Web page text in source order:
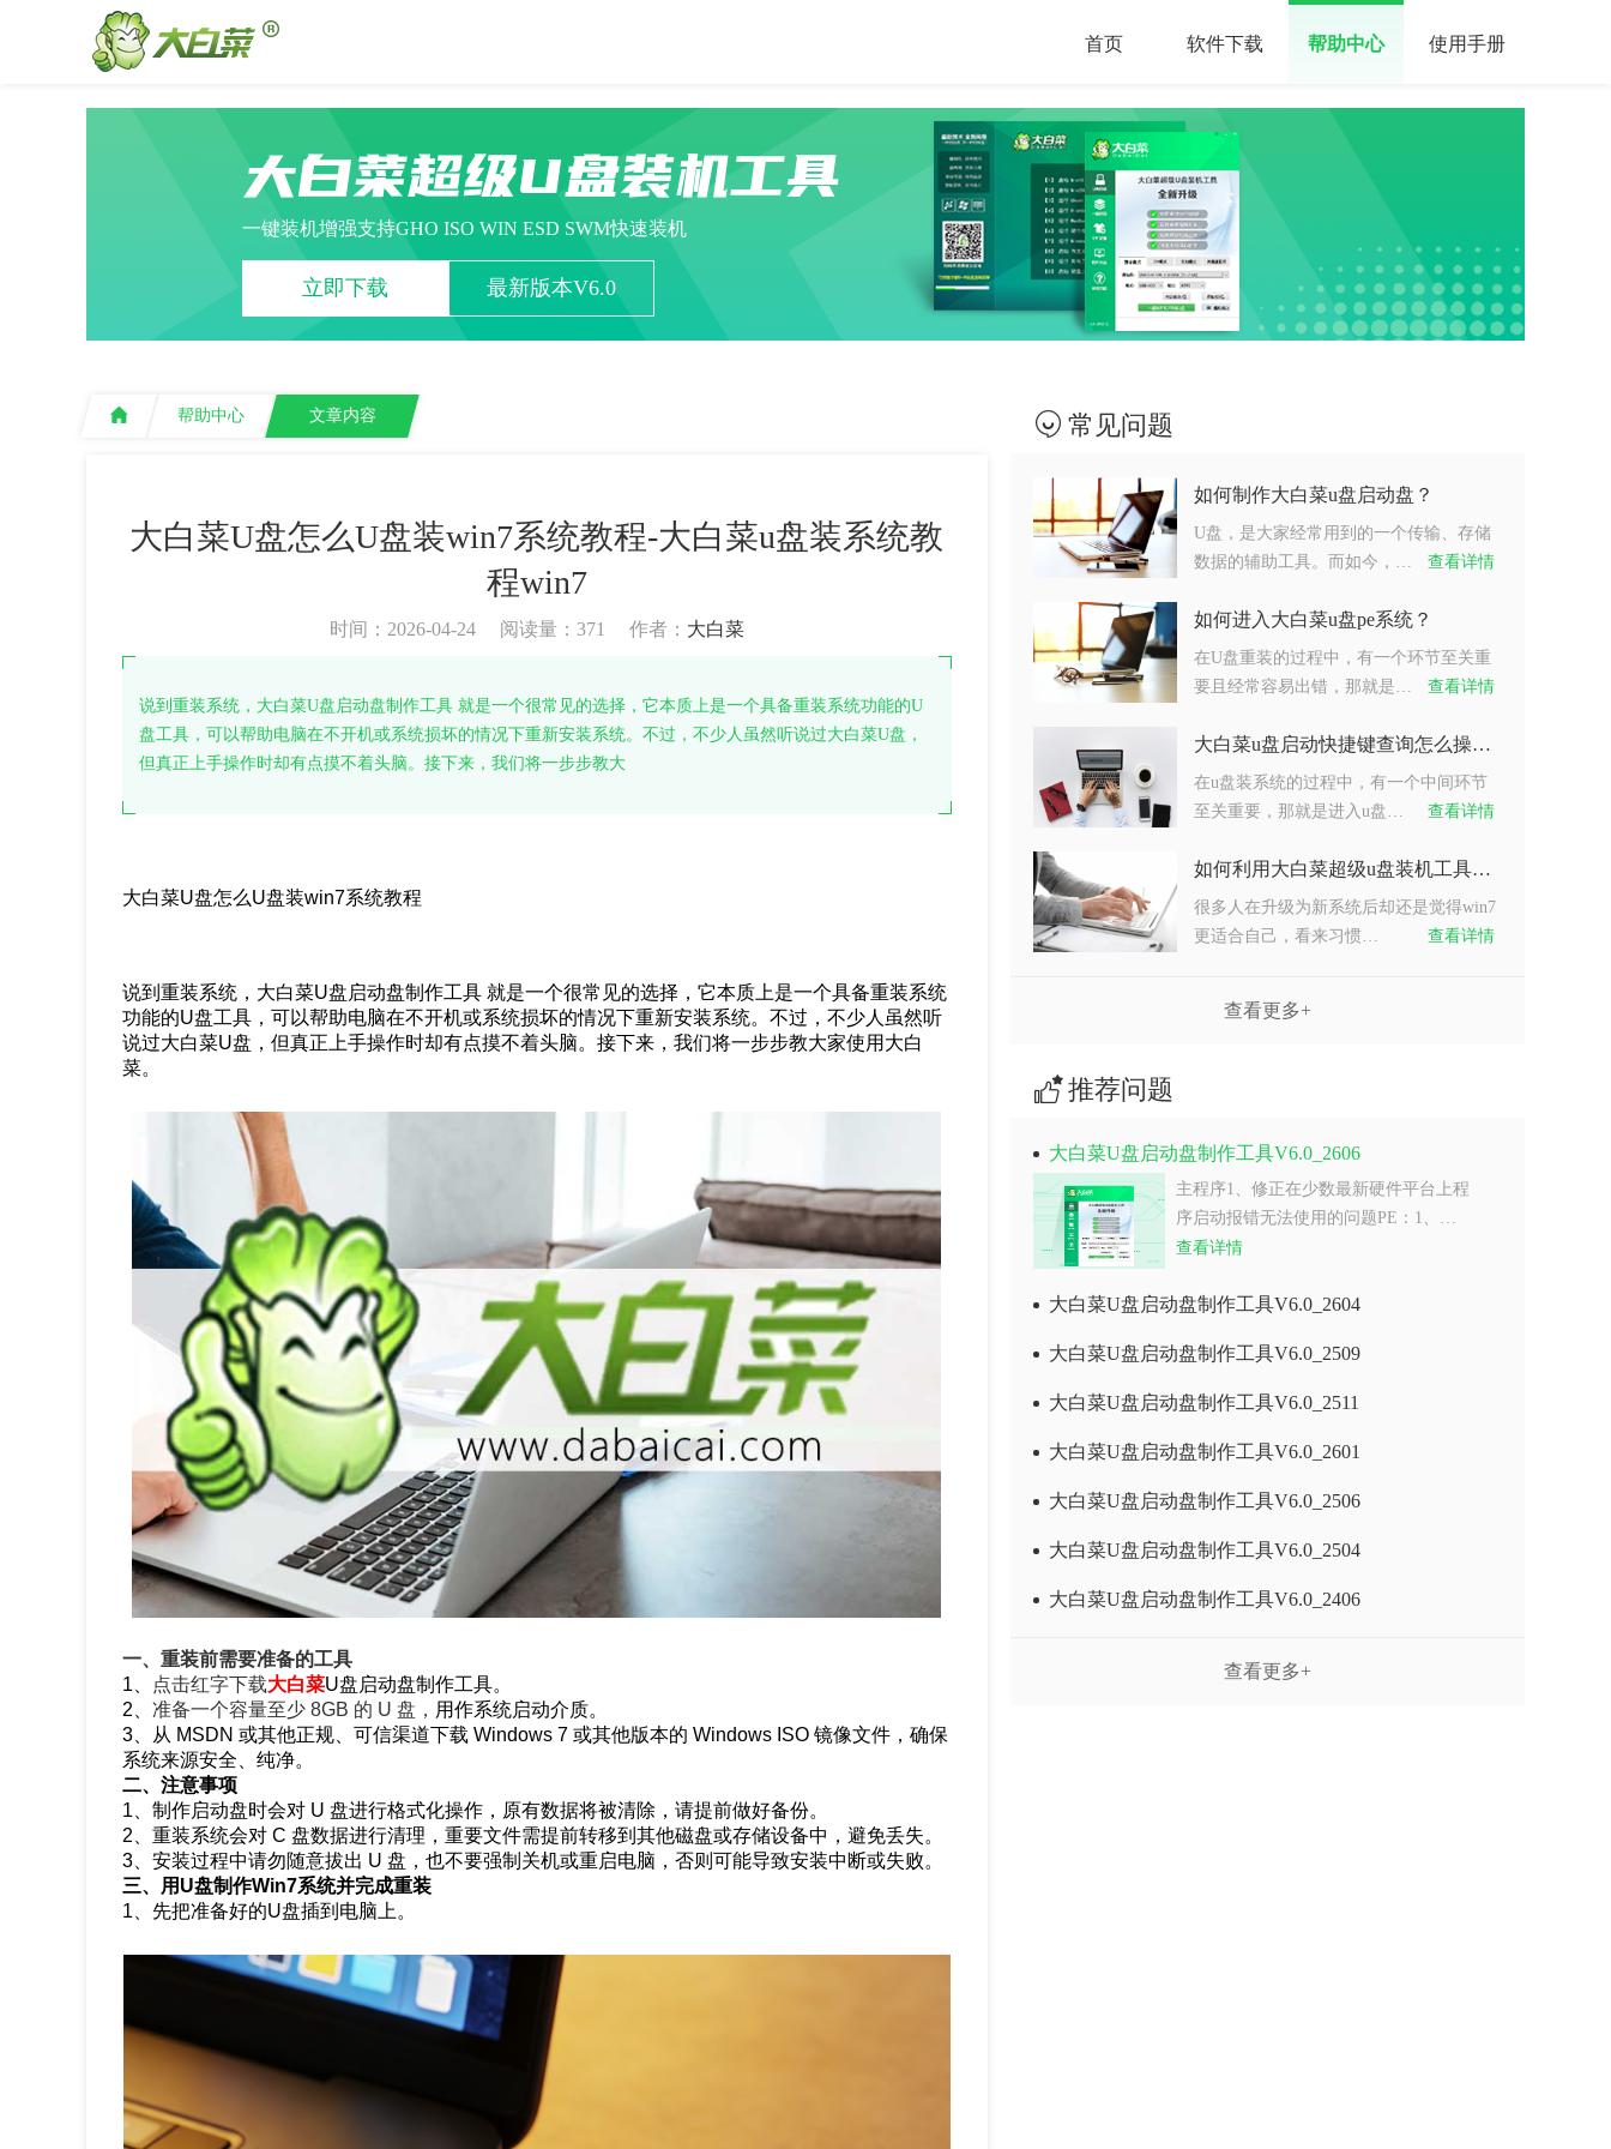
首页 软件下载 帮助中心 使用手册
大白菜超级U盘装机工具
一键装机增强支持GHO ISO WIN ESD SWM快速装机
立即下载 最新版本V6.0
帮助中心 文章内容
大白菜U盘怎么U盘装win7系统教程-大白菜u盘装系统教
程win7
时间：2026-04-24 阅读量： 371 作者： 大白菜
说到重装系统，大白菜U盘启动盘制作工具 就是一个很常见的选择，它本质上是一个具备重装系统功能的U
盘工具，可以帮助电脑在不开机或系统损坏的情况下重新安装系统。不过，不少人虽然听说过大白菜U盘，
但真正上手操作时却有点摸不着头脑。接下来，我们将一步步教大
大白菜U盘怎么U盘装win7系统教程
说到重装系统，大白菜U盘启动盘制作工具 就是一个很常见的选择，它本质上是一个具备重装系统
功能的U盘工具，可以帮助电脑在不开机或系统损坏的情况下重新安装系统。不过，不少人虽然听
说过大白菜U盘，但真正上手操作时却有点摸不着头脑。接下来，我们将一步步教大家使用大白
菜。
一、重装前需要准备的工具
1、
点击红字下载大白菜U盘启动盘制作工具。
2、准备一个容量至少 8GB 的 U 盘， 用作系统启动介质。
3、从 MSDN 或其他正规、可信渠道下载 Windows 7 或其他版本的 Windows ISO 镜像文件，确保
系统来源安全、纯净。
二、注意事项
1、制作启动盘时会对 U 盘进行格式化操作，原有数据将被清除，请提前做好备份。
2、重装系统会对 C 盘数据进行清理，重要文件需提前转移到其他磁盘或存储设备中，避免丢失。
3、安装过程中请勿随意拔出 U 盘，也不要强制关机或重启电脑，否则可能导致安装中断或失败。
三、用U盘制作Win7系统并完成重装
1、先把准备好的U盘插到电脑上。
常见问题
如何制作大白菜u盘启动盘？
U盘，是大家经常用到的一个传输、存储
数据的辅助工具。而如今，…
查看详情
如何进入大白菜u盘pe系统？
在U盘重装的过程中，有一个环节至关重
要且经常容易出错，那就是…
查看详情
大白菜u盘启动快捷键查询怎么操作？
在u盘装系统的过程中，有一个中间环节
至关重要，那就是进入u盘…
查看详情
如何利用大白菜超级u盘装机工具重装系统win7？
很多人在升级为新系统后却还是觉得win7
更适合自己，看来习惯…
查看详情
查看更多+
推荐问题
大白菜U盘启动盘制作工具V6.0_2606
主程序1、修正在少数最新硬件平台上程
序启动报错无法使用的问题PE：1、…
查看详情
大白菜U盘启动盘制作工具V6.0_2604
大白菜U盘启动盘制作工具V6.0_2509
大白菜U盘启动盘制作工具V6.0_2511
大白菜U盘启动盘制作工具V6.0_2601
大白菜U盘启动盘制作工具V6.0_2506
大白菜U盘启动盘制作工具V6.0_2504
大白菜U盘启动盘制作工具V6.0_2406
查看更多+